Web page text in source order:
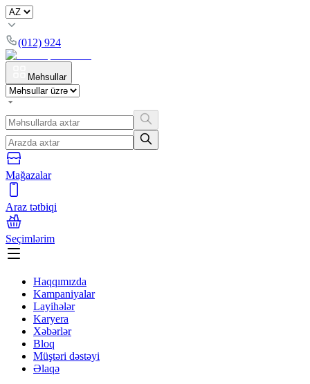
(012) 924
Məhsullar
Mağazalar
Araz tətbiqi
Seçimlərim
Haqqımızda
Kampaniyalar
Layihələr
Karyera
Xəbərlər
Bloq
Müştəri dəstəyi
Əlaqə